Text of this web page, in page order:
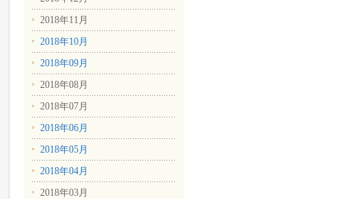
2018年11月
2018年10月
2018年09月
2018年08月
2018年07月
2018年06月
2018年05月
2018年04月
2018年03月